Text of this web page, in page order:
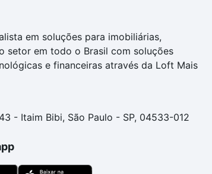
em soluções para imobiliárias,
setor em todo o Brasil com soluções
e financeiras através da Loft Mais
- Itaim Bibi, São Paulo - SP, 04533-012